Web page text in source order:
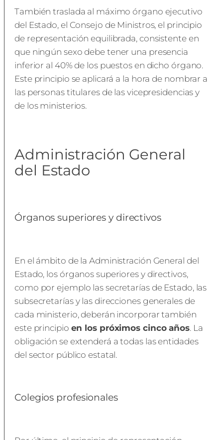
También traslada al máximo órgano ejecutivo
del Estado, el Consejo de Ministros, el principio
de representación equilibrada, consistente en
que ningún sexo debe tener una presencia
inferior al 40% de los puestos en dicho órgano.
Este principio se aplicará a la hora de nombrar a
las personas titulares de las vicepresidencias y
de los ministerios.
Administración General
del Estado
Órganos superiores y directivos
En el ámbito de la Administración General del
Estado, los órganos superiores y directivos,
como por ejemplo las secretarías de Estado, las
subsecretarías y las direcciones generales de
cada ministerio, deberán incorporar también
este principio en los próximos cinco años. La
obligación se extenderá a todas las entidades
del sector público estatal.
Colegios profesionales